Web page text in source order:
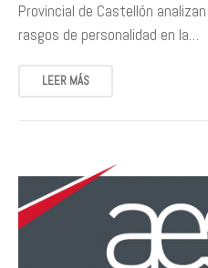
Provincial de Castellón
rasgos de personalidad en la…
LEER MÁS